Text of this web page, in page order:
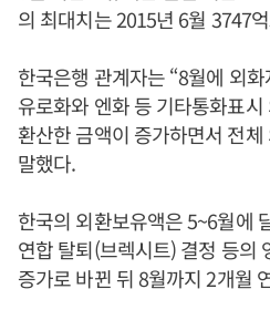
의 최대치는 2015년 6월 3747
한국은행 관계자는 “8월에 외
유로화와 엔화 등 기타통화표
환산한 금액이 증가하면서 전
말했다.
한국의 외환보유액은 5~6월에
연합 탈퇴(브렉시트) 결정 등의
증가로 바뀐 뒤 8월까지 2개월